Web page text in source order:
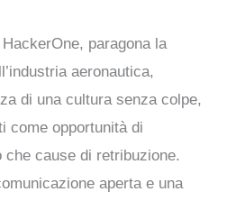
paragona la
aeronautica,
di una cultura senza colpe,
come opportunità di
cause di retribuzione.
aperta e una